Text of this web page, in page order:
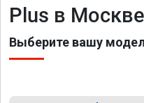
Plus в
Выберите вашу